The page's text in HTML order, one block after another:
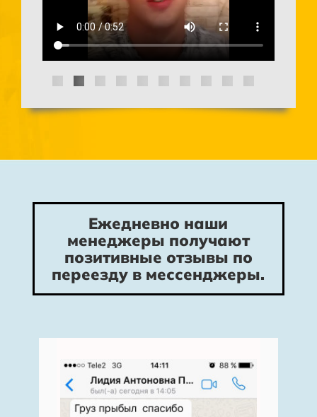
Ежедневно наши
менеджеры получают
позитивные отзывы по
переезду в мессенджеры.